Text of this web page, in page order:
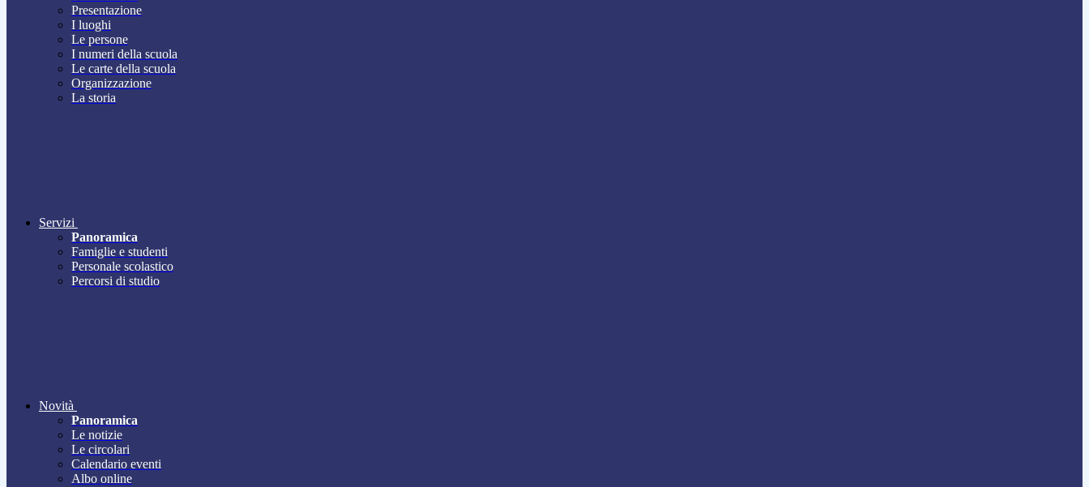
Presentazione
I luoghi
Le persone
I numeri della scuola
Le carte della scuola
Organizzazione
La storia
Servizi
Panoramica
Famiglie e studenti
Personale scolastico
Percorsi di studio
Novità
Panoramica
Le notizie
Le circolari
Calendario eventi
Albo online